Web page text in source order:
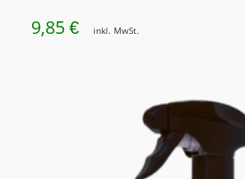
9,85 € inkl. MwSt.